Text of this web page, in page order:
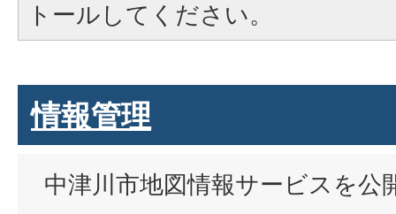
トールしてください。
情報管理
中津川市地図情報サービスを公